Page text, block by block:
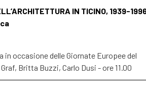
IN TICINO, 1939-
occasione delle Giornate Europee del
Britta Buzzi, Carlo Dusi - ore 11.00